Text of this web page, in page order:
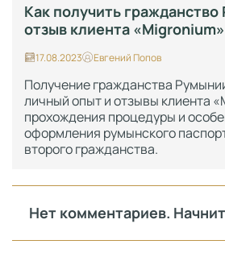
Как получить
отзыв клиента «Migronium»
17.08.2023 Евгений Попов
Получение гражданства
личный опыт и отзывы клиента
прохождения процедуры и
оформления румынского
второго гражданства.
Нет комментариев.